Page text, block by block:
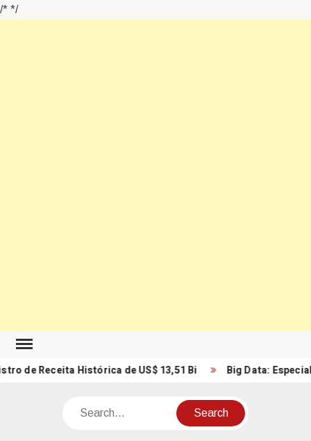
/* */
Skip
contentHistórica de US$ 13,51 Bi Big Data: Especialista
Search